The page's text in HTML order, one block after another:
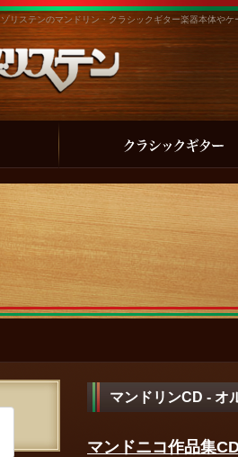
リステンのマンドリン・クラシックギター楽器本体や
マンドリンCD - オ
マンドニコ作品集